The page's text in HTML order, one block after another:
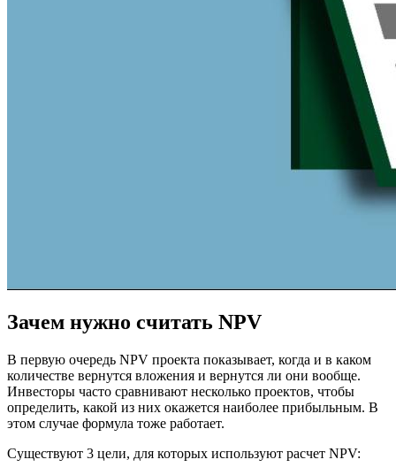
Зачем нужно считать NPV
В первую очередь NPV проекта показывает, когда и в каком
количестве вернутся вложения и вернутся ли они вообще.
Инвесторы часто сравнивают несколько проектов, чтобы
определить, какой из них окажется наиболее прибыльным. В
этом случае формула тоже работает.
Существуют 3 цели, для которых используют расчет NPV: